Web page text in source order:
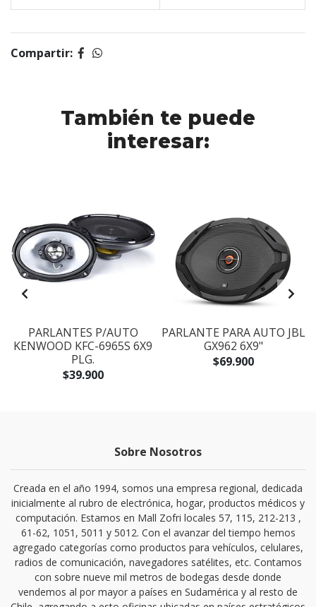
Compartir:
También te puede
interesar:
PARLANTES P/AUTO
KENWOOD KFC-6965S 6X9
PLG.
$39.900
PARLANTE PARA AUTO JBL
GX962 6X9"
$69.900
Sobre Nosotros
Creada en el año 1994, somos una empresa regional, dedicada
inicialmente al rubro de electrónica, hogar, productos médicos y
computación. Estamos en Mall Zofri locales 57, 115, 212-213 ,
61-62, 1051, 5011 y 5012. Con el avanzar del tiempo hemos
agregado categorías como productos para vehículos, celulares,
radios de comunicación, navegadores satélites, etc. Contamos
con sobre nueve mil metros de bodegas desde donde
vendemos al por mayor a países en Sudamérica y al resto de